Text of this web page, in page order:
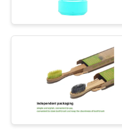
करें
अनुरोधसक्रिय